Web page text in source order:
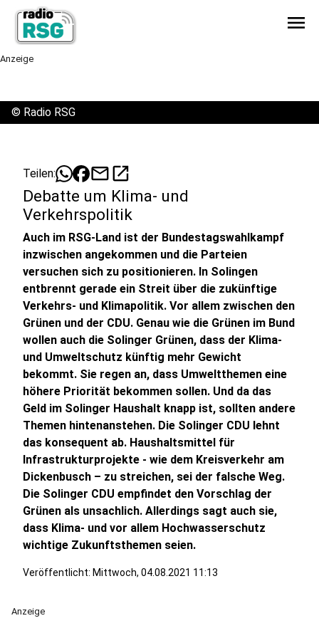
menu
Anzeige
© Radio RSG
Teilen: mailopen_in_new
Debatte um Klima- und
Verkehrspolitik
Auch im RSG-Land ist der Bundestagswahlkampf
inzwischen angekommen und die Parteien
versuchen sich zu positionieren. In Solingen
entbrennt gerade ein Streit über die zukünftige
Verkehrs- und Klimapolitik. Vor allem zwischen den
Grünen und der CDU. Genau wie die Grünen im Bund
wollen auch die Solinger Grünen, dass der Klima-
und Umweltschutz künftig mehr Gewicht
bekommt. Sie regen an, dass Umweltthemen eine
höhere Priorität bekommen sollen. Und da das
Geld im Solinger Haushalt knapp ist, sollten andere
Themen hintenanstehen. Die Solinger CDU lehnt
das konsequent ab. Haushaltsmittel für
Infrastrukturprojekte - wie dem Kreisverkehr am
Dickenbusch – zu streichen, sei der falsche Weg.
Die Solinger CDU empfindet den Vorschlag der
Grünen als unsachlich. Allerdings sagt auch sie,
dass Klima- und vor allem Hochwasserschutz
wichtige Zukunftsthemen seien.
Veröffentlicht: Mittwoch, 04.08.2021 11:13
Anzeige